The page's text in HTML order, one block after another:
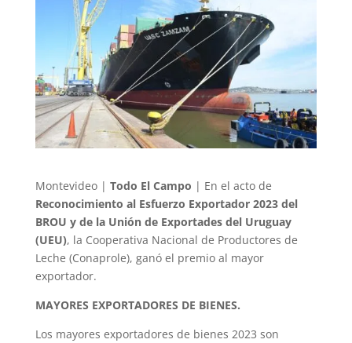
Montevideo | Todo El Campo | En el acto de
Reconocimiento al Esfuerzo Exportador 2023 del
BROU y de la Unión de Exportades del Uruguay
(UEU), la Cooperativa Nacional de Productores de
Leche (Conaprole), ganó el premio al mayor
exportador.
MAYORES EXPORTADORES DE BIENES.
Los mayores exportadores de bienes 2023 son